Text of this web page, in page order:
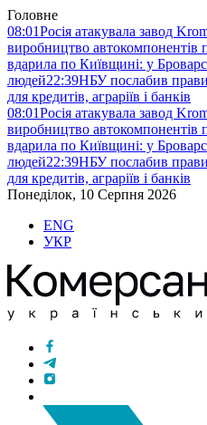
Головне
08:01Росія атакувала завод
виробництво автокомпонентів
вдарила по Київщині: у
людей22:39НБУ послабив
для кредитів, аграріїв і банків
08:01Росія атакувала завод
виробництво автокомпонентів
вдарила по Київщині: у
людей22:39НБУ послабив
для кредитів, аграріїв і банків
Понеділок, 10 Серпня 2026
ENG
УКР